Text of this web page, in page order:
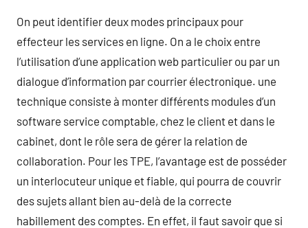
On peut identifier deux modes principaux pour
effecteur les services en ligne. On a le choix entre
l’utilisation d’une application web particulier ou par un
dialogue d’information par courrier électronique. une
technique consiste à monter différents modules d’un
software service comptable, chez le client et dans le
cabinet, dont le rôle sera de gérer la relation de
collaboration. Pour les TPE, l’avantage est de posséder
un interlocuteur unique et fiable, qui pourra de couvrir
des sujets allant bien au-delà de la correcte
habillement des comptes. En effet, il faut savoir que si